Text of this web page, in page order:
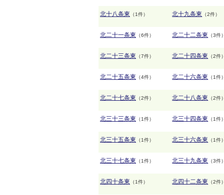
北十八条東 （1件） 北十九条東 （2件）
北二十一条東 （6件） 北二十二条東 （3件）
北二十三条東 （7件） 北二十四条東 （2件）
北二十五条東 （4件） 北二十六条東 （1件）
北二十七条東 （2件） 北二十八条東 （2件）
北三十三条東 （1件） 北三十四条東 （1件）
北三十五条東 （1件） 北三十六条東 （1件）
北三十七条東 （1件） 北三十九条東 （3件）
北四十条東 （1件） 北四十二条東 （2件）